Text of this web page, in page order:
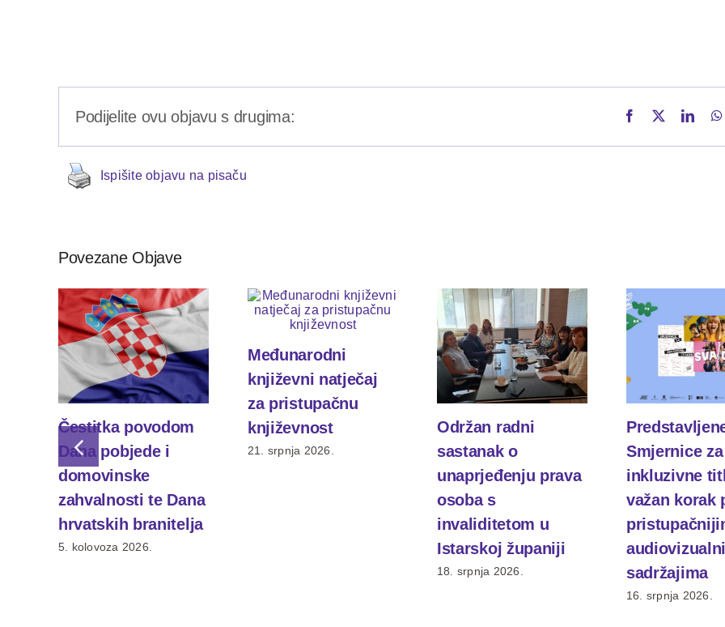
Podijelite ovu objavu s drugima:
Ispišite objavu na pisaču
Povezane Objave
Čestitka povodom
Dana pobjede i
domovinske
zahvalnosti te Dana
hrvatskih branitelja
5. kolovoza 2026.
Međunarodni
književni natječaj
za pristupačnu
književnost
21. srpnja 2026.
Održan radni
sastanak o
unaprjeđenju prava
osoba s
invaliditetom u
Istarskoj županiji
18. srpnja 2026.
Smjernice za
inkluzivne
važan korak
sadržajima
16. srpnja 2026.